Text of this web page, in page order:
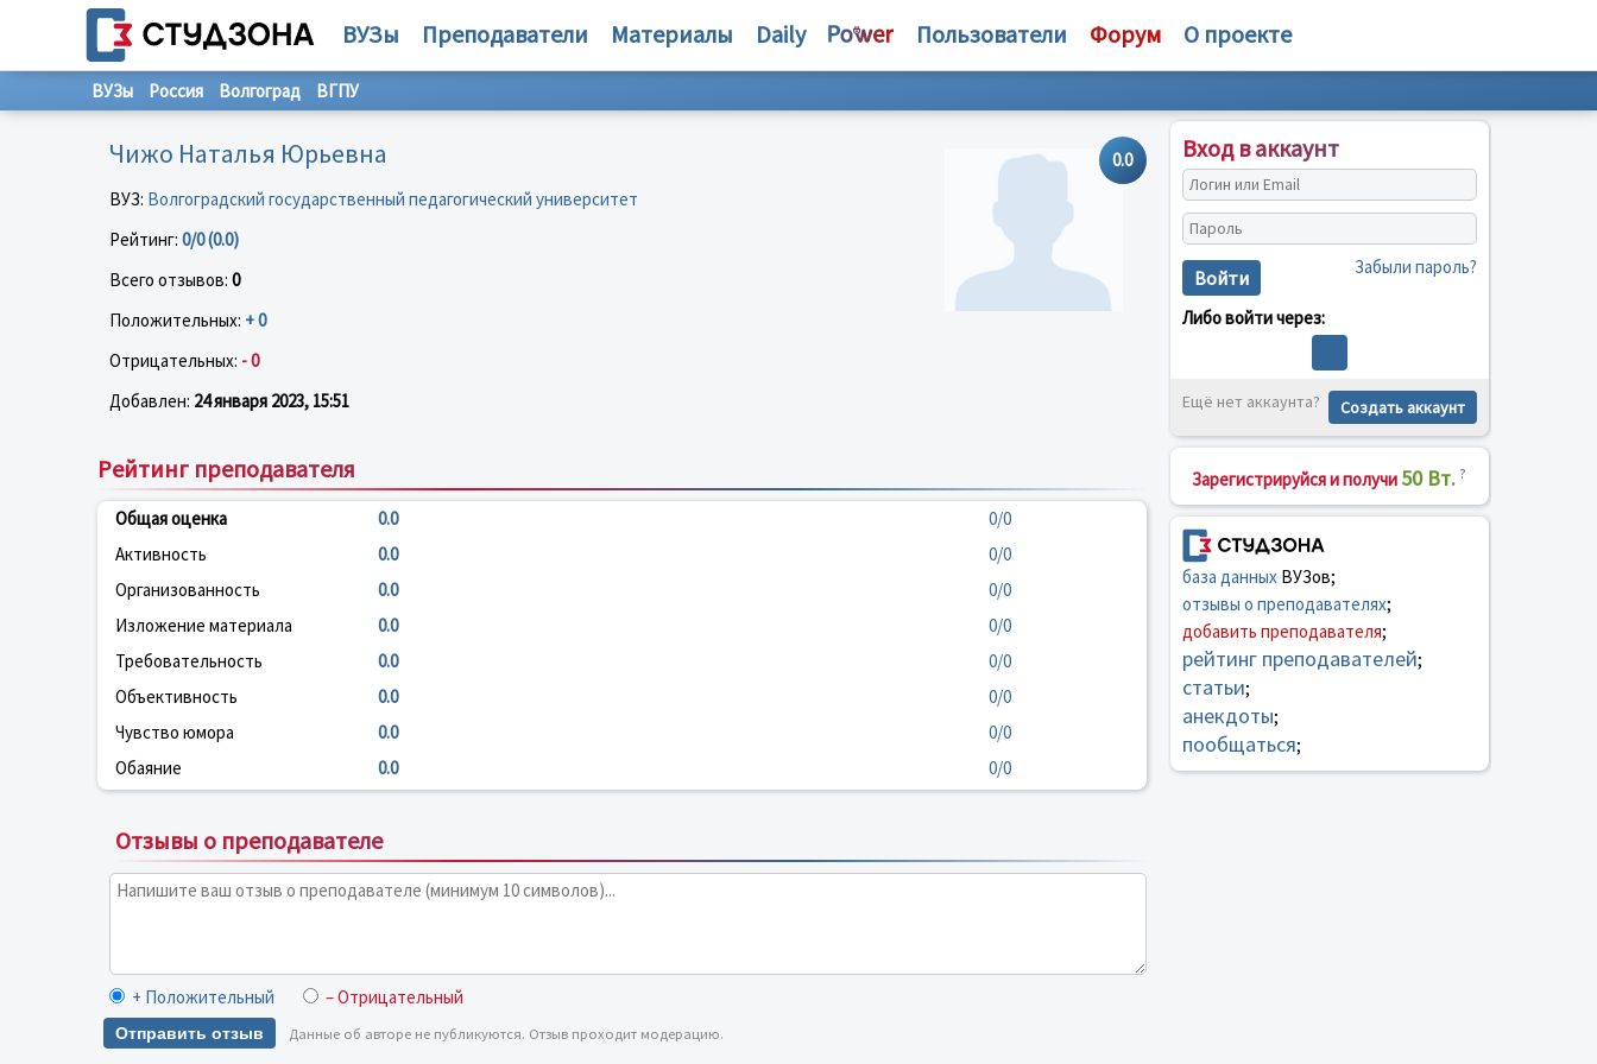
ВУЗы Преподаватели Материалы Daily Пользователи Форум О проекте
ВУЗы Россия Волгоград ВГПУ
0.0
Чижо Наталья Юрьевна
ВУЗ: Волгоградский государственный педагогический университет
Рейтинг: 0/0 (0.0)
Всего отзывов: 0
Положительных: + 0
Отрицательных: - 0
Добавлен: 24 января 2023, 15:51
Рейтинг преподавателя
Общая оценка 0.0
0/0
Активность
0.0
0/0
Организованность
0.0
0/0
Изложение материала
0.0
0/0
Требовательность
0.0
0/0
Объективность
0.0
0/0
Чувство юмора
0.0
0/0
Обаяние
0.0 0/0
Отзывы о преподавателе
+ Положительный – Отрицательный
Отправить отзыв Данные об авторе не публикуются. Отзыв проходит модерацию.
Вход в аккаунт
Войти Забыли пароль?
Либо войти через:
Ещё нет аккаунта? Создать аккаунт
Зарегистрируйся и получи 50 Вт. ?
база данныхВУЗов;
отзывы о преподавателях;
добавить преподавателя;
рейтинг преподавателей;
статьи;
анекдоты;
пообщаться;